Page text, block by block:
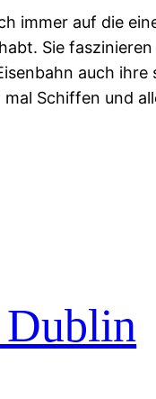
immer auf die
Sie
auch
Schiffen und
Dublin